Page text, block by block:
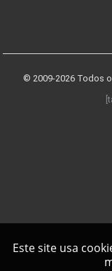
© 2009-2026 Todos
Este site usa